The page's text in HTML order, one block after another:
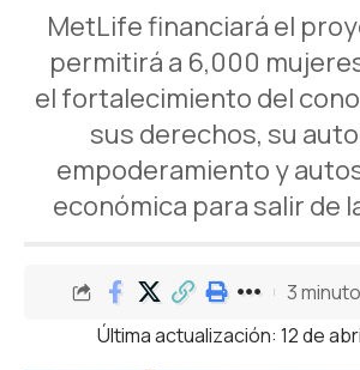
MetLife financiará el
permitirá a 6,000
el fortalecimiento del
sus derechos, su
empoderamiento y
económica para salir de
Última actualización: 12 de
3